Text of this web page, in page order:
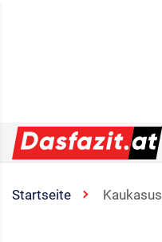
Startseite Kaukasus